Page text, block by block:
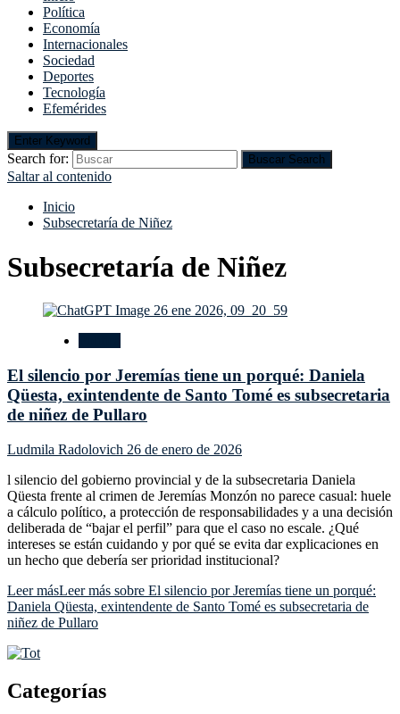
Política
Economía
Internacionales
Sociedad
Deportes
Tecnología
Efemérides
Enter Keyword
Search for: Buscar Search
Saltar al contenido
Inicio
Subsecretaría de Niñez
Subsecretaría de Niñez
El silencio por Jeremías tiene un porqué: Daniela
Qüesta, exintendente de Santo Tomé es subsecretaria
de niñez de Pullaro
Ludmila Radolovich 26 de enero de 2026
l silencio del gobierno provincial y de la subsecretaria Daniela
Qüesta frente al crimen de Jeremías Monzón no parece casual: huele
a cálculo político, a protección de responsabilidades y a una decisión
deliberada de “bajar el perfil” para que el caso no escale. ¿Qué
intereses se están cuidando y por qué se evita dar explicaciones en
un hecho que debería ser prioridad institucional?
Leer másLeer más sobre El silencio por Jeremías tiene un porqué:
Daniela Qüesta, exintendente de Santo Tomé es subsecretaria de
niñez de Pullaro
Categorías